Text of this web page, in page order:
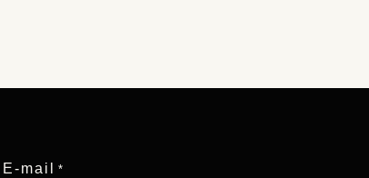
E-mail *